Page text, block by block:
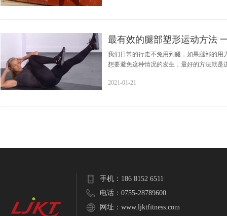
最有效的腿部塑形运动方法
我们日常的行走不免用到腿，如果腿部的
想要避免这种情况的发生，最好的方法就是
2021-01-21
手机： 186 8152 6511
电话： 0755-28789600
网址： www.ljktfitness.com